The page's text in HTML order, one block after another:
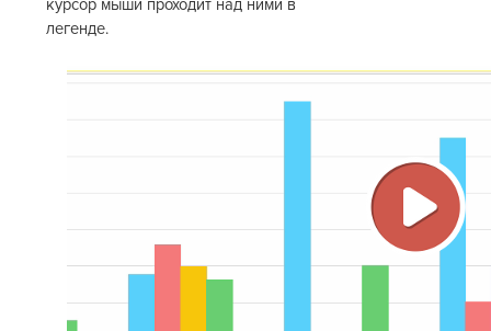
курсор мыши проходит над ними в
легенде.